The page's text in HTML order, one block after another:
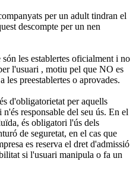
per un adult tindran el
descompte per un nen
les establertes oficialment i no
l'usuari , motiu pel que NO es
les preestablertes o aprovades.
d'obligatorietat per aquells
responsable del seu ús. En el
és obligatori l'ús dels
de seguretat, en el cas que
es reserva el dret d'admissió
si l'usuari manipula o fa un